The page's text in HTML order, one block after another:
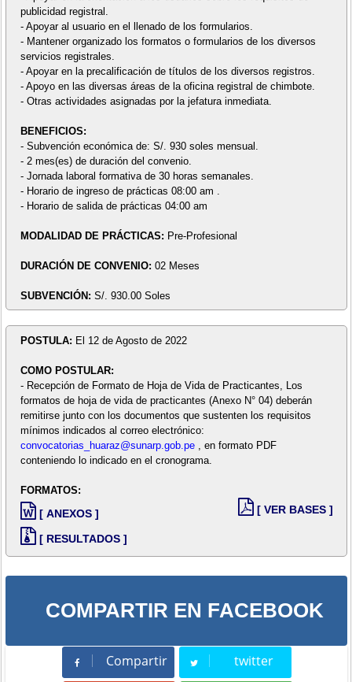
publicidad registral.
- Apoyar al usuario en el llenado de los formularios.
- Mantener organizado los formatos o formularios de los diversos
servicios registrales.
- Apoyar en la precalificación de títulos de los diversos registros.
- Apoyo en las diversas áreas de la oficina registral de chimbote.
- Otras actividades asignadas por la jefatura inmediata.
BENEFICIOS:
- Subvención económica de: S/. 930 soles mensual.
- 2 mes(es) de duración del convenio.
- Jornada laboral formativa de 30 horas semanales.
- Horario de ingreso de prácticas 08:00 am .
- Horario de salida de prácticas 04:00 am
MODALIDAD DE PRÁCTICAS: Pre-Profesional
DURACIÓN DE CONVENIO: 02 Meses
SUBVENCIÓN: S/. 930.00 Soles
POSTULA: El 12 de Agosto de 2022
COMO POSTULAR:
- Recepción de Formato de Hoja de Vida de Practicantes, Los
formatos de hoja de vida de practicantes (Anexo N° 04) deberán
remitirse junto con los documentos que sustenten los requisitos
mínimos indicados al correo electrónico:
convocatorias_huaraz@sunarp.gob.pe, en formato PDF
conteniendo lo indicado en el cronograma.
FORMATOS:
[ ANEXOS ]
[ RESULTADOS ]
[ VER BASES ]
COMPARTIR EN FACEBOOK
Compartir
Compartir twitter
Tweet